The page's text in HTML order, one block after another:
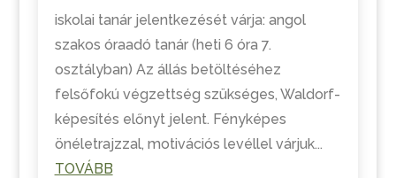
iskolai tanár jelentkezését várja: angol
szakos óraadó tanár (heti 6 óra 7.
osztályban) Az állás betöltéséhez
felsőfokú végzettség szükséges, Waldorf-
képesítés előnyt jelent. Fényképes
önéletrajzzal, motivációs levéllel várjuk...
TOVÁBB